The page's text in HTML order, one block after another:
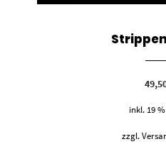
inkl. 19
zzgl.